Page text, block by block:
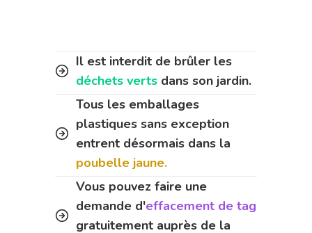
Il est interdit de brûler les
déchets verts dans son jardin.
Tous les emballages
plastiques sans exception
entrent désormais dans la
poubelle jaune.
Vous pouvez faire une
demande d'effacement de tag
gratuitement auprès de la